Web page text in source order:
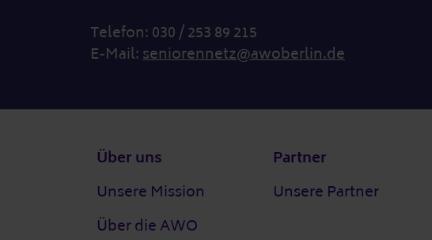
Telefon: 030 / 253 89 215
E-Mail:seniorennetz@awoberlin.de
Fußzeile
Über uns
Unsere Mission
Über die AWO
Partner
Unsere Partner